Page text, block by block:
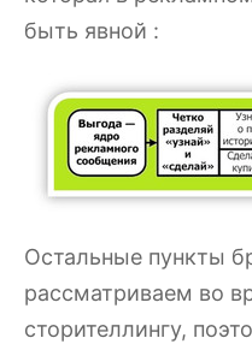
быть явной :
Остальные пункты
рассматриваем во
сторителлингу,